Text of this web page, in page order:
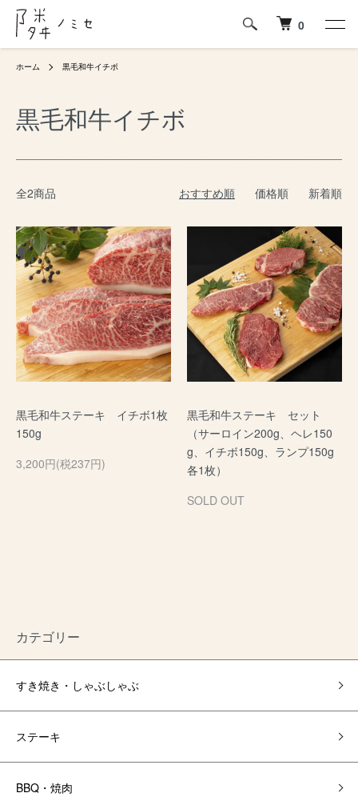
0
ホーム 黒毛和牛イチボ
黒毛和牛イチボ
全2商品 おすすめ順 価格順 新着順
黒毛和牛ステーキ イチボ1枚
150g
3,200円(税237円)
黒毛和牛ステーキ セット
（サーロイン200g、ヘレ150
g、イチボ150g、ランプ150g
各1枚）
SOLD OUT
カテゴリー
すき焼き・しゃぶしゃぶ
ステーキ
BBQ・焼肉